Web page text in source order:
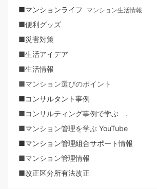
■マンションライフ マンション生活情報
■便利グッズ
■災害対策
■生活アイデア
■生活情報
■マンション選びのポイント
■コンサルタント事例
■コンサルティング事例で学ぶ .
■マンション管理を学ぶ YouTube
■マンション管理組合サポート情報
■マンション管理情報
■改正区分所有法改正